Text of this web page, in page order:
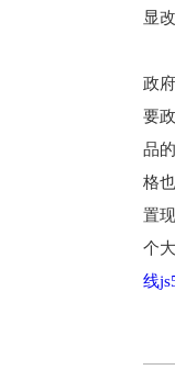
显
政
要
品
格
置
个
线